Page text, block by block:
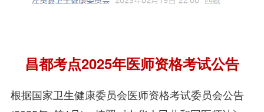
昌都考点2025年医师资格考试公告
根据国家卫生健康委员会医师资格考试委员会公告